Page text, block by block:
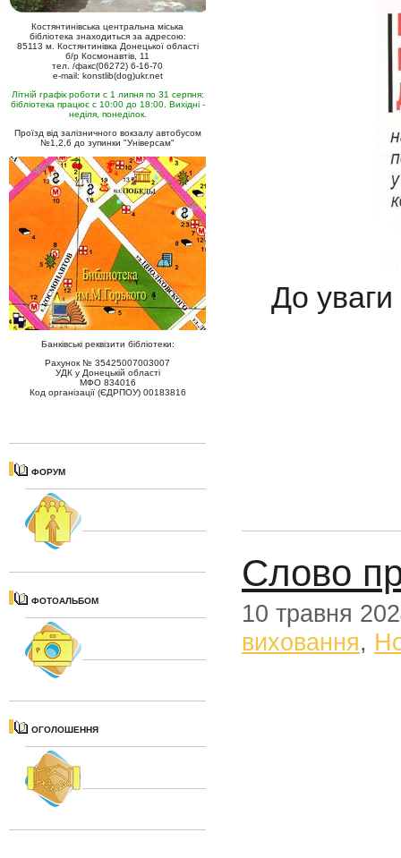
Костянтинівська центральна міська
бібліотека знаходиться за адресою:
85113 м. Костянтинівка Донецької області
б/р Космонавтів, 11
тел. /факс(06272) 6-16-70
e-mail: konstlib(dog)ukr.net
Літній графік роботи с 1 липня по 31 серпня:
бібліотека працює с 10:00 до 18:00. Вихідні -
неділя, понеділок.
Проїзд від залізничного вокзалу автобусом
№1,2,6 до зупинки "Універсам"
Банківські реквізити бібліотеки:
Рахунок № 35425007003007
УДК у Донецькій області
МФО 834016
Код організації (ЄДРПОУ) 00183816
ФОРУМ
ФОТОАЛЬБОМ
ОГОЛОШЕННЯ
До уваги
Слово
10 травня
виховання,